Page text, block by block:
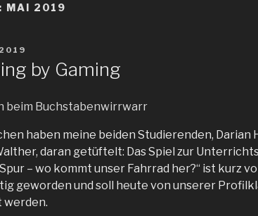
MAI 2019
by Gaming
haben meine beiden Studierenden, Darian
daran getüftelt: Das Spiel zur
– wo kommt unser Fahrrad her?“ ist kurz
geworden und soll heute von unserer